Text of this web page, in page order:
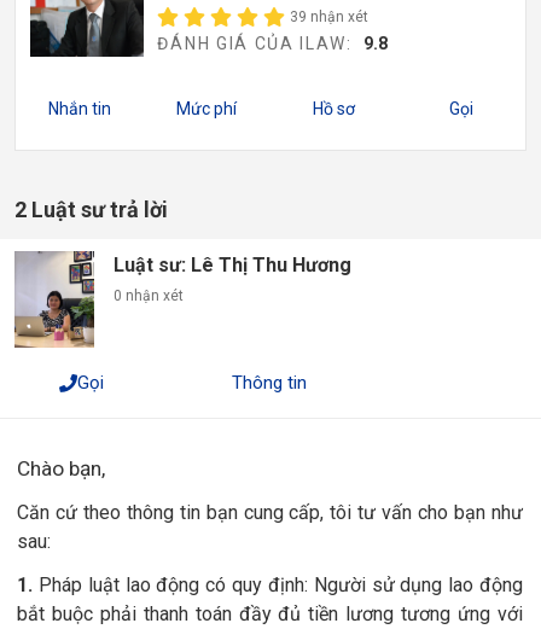
39 nhận xét
ĐÁNH GIÁ CỦA ILAW: 9.8
Nhắn tin Mức phí Hồ sơ Gọi
2 Luật sư trả lời
Luật sư: Lê Thị Thu Hương
0 nhận xét
Gọi Thông tin
Chào bạn,
Căn cứ theo thông tin bạn cung cấp, tôi tư vấn cho bạn như
sau:
1. Pháp luật lao động có quy định: Người sử dụng lao động
bắt buộc phải thanh toán đầy đủ tiền lương tương ứng với